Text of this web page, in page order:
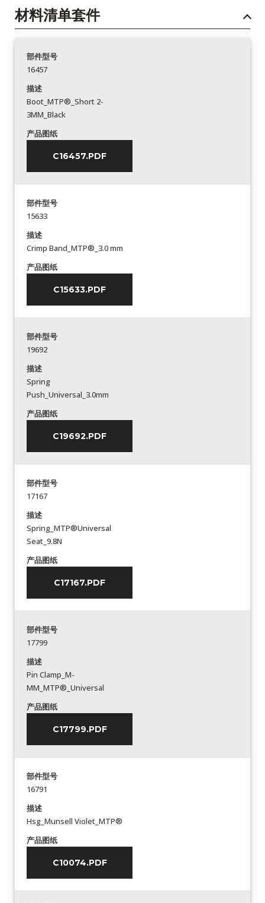
材料清单套件
部件型号
16457
描述
Boot_MTP®_Short 2-
3MM_Black
产品图纸
C16457.PDF
部件型号
15633
描述
Crimp Band_MTP®_3.0 mm
产品图纸
C15633.PDF
部件型号
19692
描述
Spring
Push_Universal_3.0mm
产品图纸
C19692.PDF
部件型号
17167
描述
Spring_MTP®Universal
Seat_9.8N
产品图纸
C17167.PDF
部件型号
17799
描述
Pin Clamp_M-
MM_MTP®_Universal
产品图纸
C17799.PDF
部件型号
16791
描述
Hsg_Munsell Violet_MTP®
产品图纸
C10074.PDF